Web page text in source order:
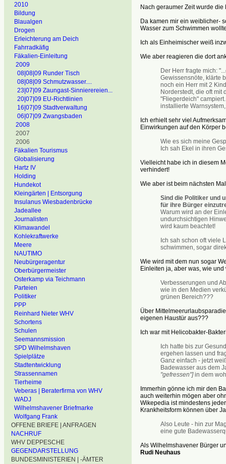
2010
Bildung
Blaualgen
Drogen
Erleichterung am Deich
Fahrradkäfig
Fäkalien-Einleitung
2009
08|08|09 Runder Tisch
08|08|09 Schmutzwasser....
23|07|09 Zaungast-Sinnierereien...
20|07|09 EU-Richtlinien
16|07|09 Stadtverwaltung
06|07|09 Zwangsbaden
2008
2007
2006
Fäkalien Tourismus
Globalisierung
Hartz IV
Holding
Hundekot
Kleingärten | Entsorgung
Insulanus Wiesbadenbrücke
Jadeallee
Journalisten
Klimawandel
Kohlekraftwerke
Meere
NAUTIMO
Neubürgeragentur
Oberbürgermeister
Osterkamp via Teichmann
Parteien
Politiker
PPP
Reinhard Nieter WHV
Schortens
Schulen
Seemannsmission
SPD Wilhelmshaven
Spielplätze
Stadtentwicklung
Strassennamen
Tierheime
Veberas | Beraterfirma von WHV
WADJ
Wilhelmshavener Briefmarke
Wolfgang Frank
OFFENE BRIEFE | ANFRAGEN
NACHRUF
WHV DEPPESCHE
GEGENDARSTELLUNG
BUNDESMINISTERIEN | -ÄMTER
Nach geraumer Zeit wurde die
Da kamen mir ein weiblicher-
Wasser zum Schwimmen
Ich als Einheimischer weiß
Wie aber reagieren die dort
Der Herr fragte mich:
Gewissensnöte, klärte
noch ein Herr mit 2
Norderstedt, die oft mit
"Fliegerdeich"
installierte
Ich erhielt sehr viel
Einwirkungen auf den Körper
Wie es sich meine
Ich sah Ekel in ihren
Vielleicht habe ich in diesem
verhindert!
Wie aber ist beim nächsten
Sind die Politiker und
für ihre Bürger
Warum wird an der
undurchsichtigen
wird kaum beachtet!
Ich sah schon oft viele
schwimmen, sogar
Wie wird mit dem nun sogar
Einleiten ja, aber was, wie
Verbesserungen und
wie in den Medien
grünen Bereich???
Über
eigenen Haustür aus???
Ich war mit Helicobakter-
Ich hatte bis zur
ergehen lassen und
Ganz einfach - jetzt
Badewasser aus dem
"gefressen"]in dem
Immerhin gönne ich mir den
auch weiterhin mögen aber
Wikepedia ist mindestens
Krankheitsform können über
Also Leute - hin zur
eine gute
Als Wilhelmshavener Bürger
Rudi Neuhaus